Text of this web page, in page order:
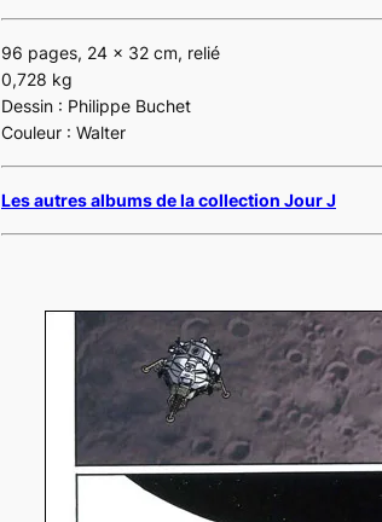
96 pages, 24 x 32 cm, relié
0,728 kg
Dessin : Philippe Buchet
Couleur : Walter
Les autres albums de la collection Jour J